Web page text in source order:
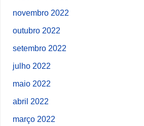
novembro 2022
outubro 2022
setembro 2022
julho 2022
maio 2022
abril 2022
março 2022